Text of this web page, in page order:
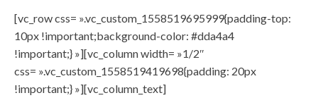
[vc_row css= ».vc_custom_1558519695999{padding-top:
10px !important;background-color: #dda4a4
!important;} »][vc_column width= »1/2″
css= ».vc_custom_1558519419698{padding: 20px
!important;} »][vc_column_text]